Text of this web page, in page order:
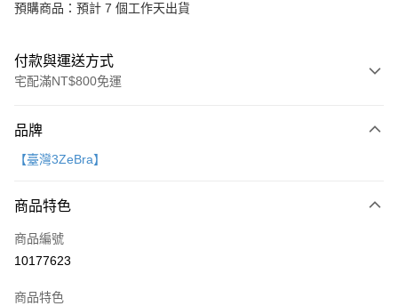
預購商品：預計 7 個工作天出貨
付款與運送方式
宅配滿NT$800免運
信用卡一次付款
Apple Pay
大哥付你分期
相關說明
1.本服務由台灣大哥大提供，台灣大哥大用戶可立即使用無須另外申請。
AFTEE先享後付
品牌
【臺灣3ZeBra】
商品特色
商品編號
10177623
商品特色